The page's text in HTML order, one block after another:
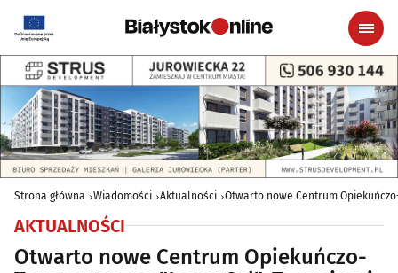
Strona główna Wiadomości Aktualności Otwarto nowe Centrum
AKTUALNOŚCI
Otwarto nowe Centrum Opiekuńczo-